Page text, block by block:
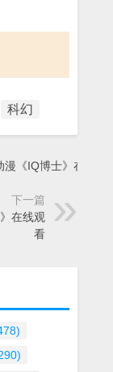
科幻
《IQ博士》在线观
下一篇
在线观
看